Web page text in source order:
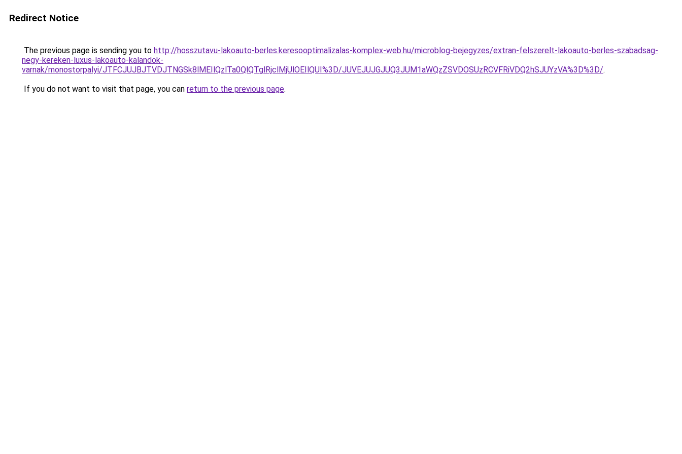
Redirect Notice
The previous page is sending you to http://hosszutavu-lakoauto-berles.keresooptimalizalas-komplex-web.hu/microblog-bejegyzes/extran-felszerelt-lakoauto-berles-szabadsag-
negy-kereken-luxus-lakoauto-kalandok-
varnak/monostorpalyi/JTFCJUJBJTVDJTNGSk8lMEIlQzlTa0QlQTglRjclMjUlOEIlQUI%3D/JUVEJUJGJUQ3JUM1aWQzZSVDOSUzRCVFRiVDQ2hSJUYzVA%3D%3D/.
If you do not want to visit that page, you can return to the previous page.